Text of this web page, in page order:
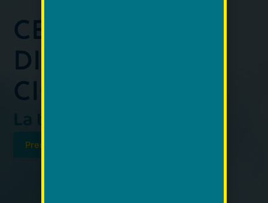
CENTRO
DIAGNOSTICO
CIGLIANESE
Prenota subito